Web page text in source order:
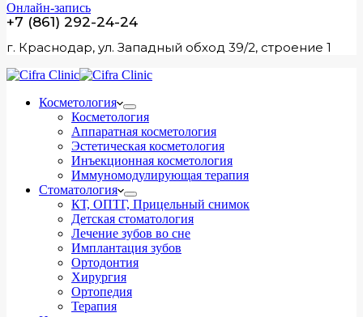
Онлайн-запись
+7 (861) 292-24-24
г. Краснодар, ул. Западный обход 39/2, строение 1
Косметология
Косметология
Аппаратная косметология
Эстетическая косметология
Инъекционная косметология
Иммуномодулирующая терапия
Стоматология
КТ, ОПТГ, Прицельный снимок
Детская стоматология
Лечение зубов во сне
Имплантация зубов
Ортодонтия
Хирургия
Ортопедия
Терапия